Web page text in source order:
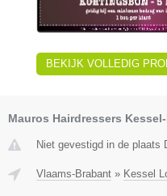
BEKIJK VOLLEDIG
Mauros Hairdressers
Niet gevestigd in de plaats
Vlaams-Brabant » Kessel